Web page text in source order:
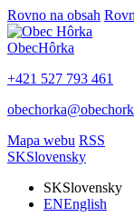
Rovno na obsah
ObecHôrka
+421 527 793 461
Mapa webu RSS
SKSlovensky
SKSlovensky
ENEnglish